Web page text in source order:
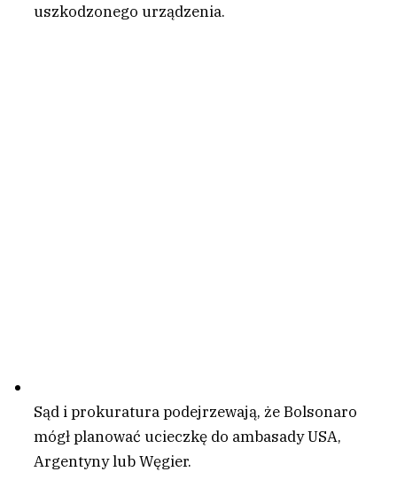
uszkodzonego urządzenia.
Sąd i prokuratura podejrzewają, że Bolsonaro
mógł planować ucieczkę do ambasady USA,
Argentyny lub Węgier.